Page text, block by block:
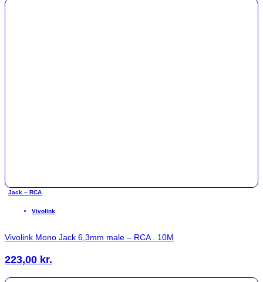
Jack – RCA
Vivolink
Vivolink Mono Jack 6,3mm male – RCA . 10M
223,00 kr.